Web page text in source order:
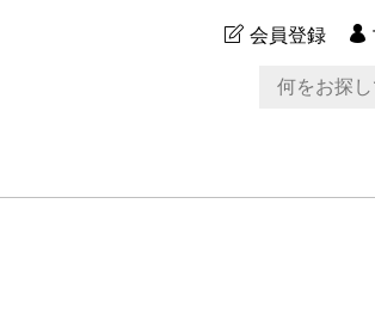
会員登録